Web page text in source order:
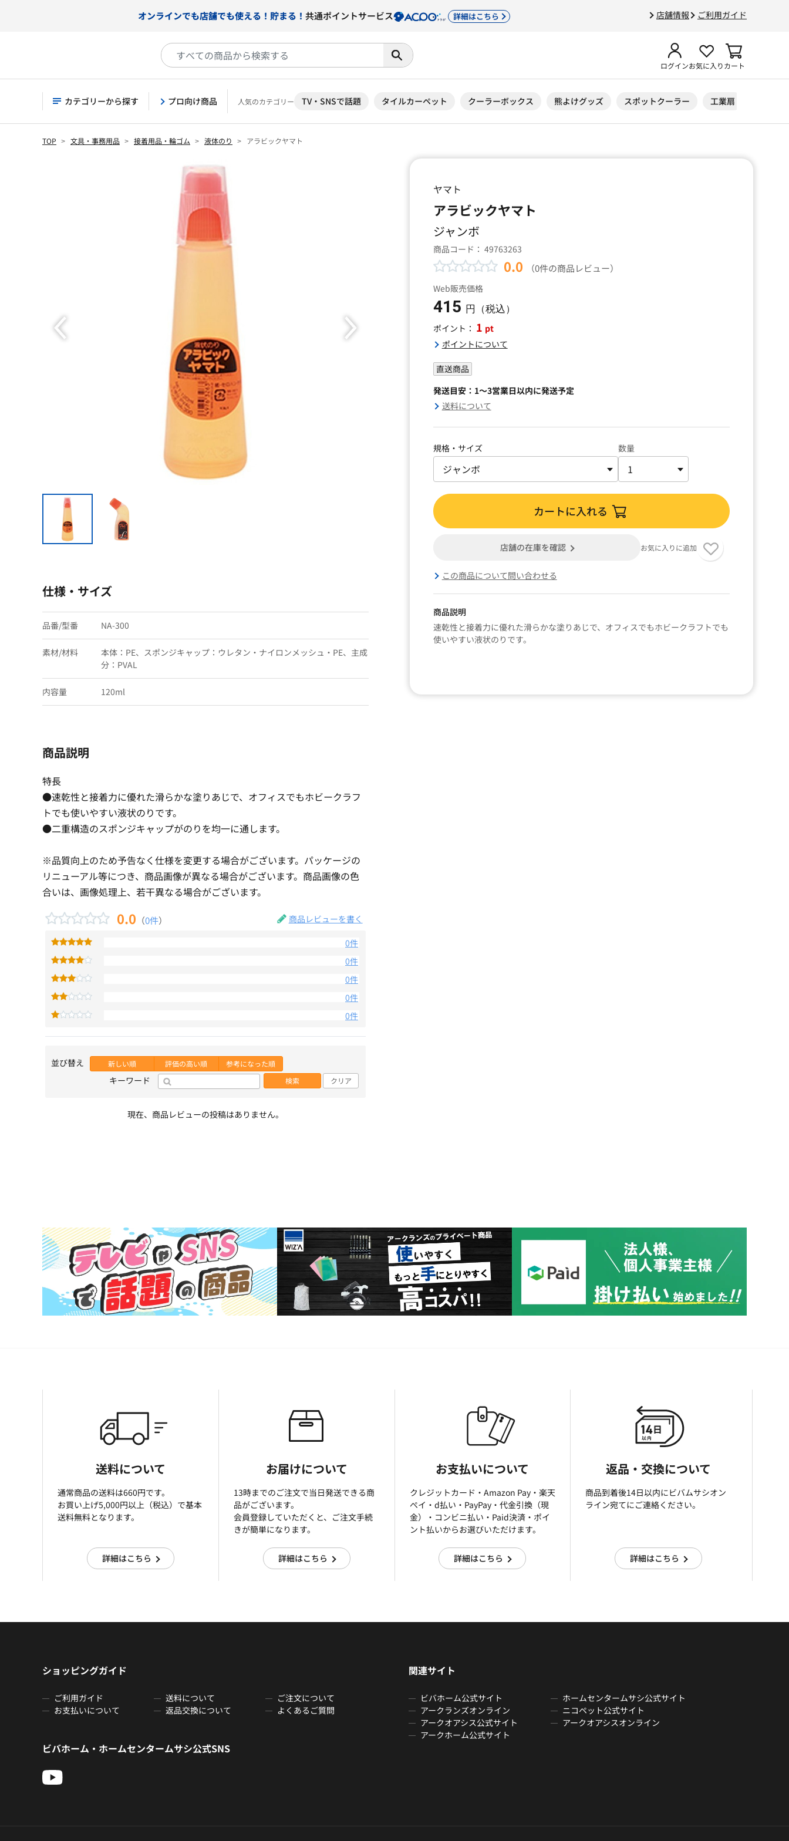
店舗情報 ご利用ガイド
オンラインでも店舗でも使える！貯まる！ 共通ポイントサービス 詳細はこちら
ログインお気に入りカート
カテゴリーから探す プロ向け商品 人気のカテゴリー TV・SNSで話題 タイルカーペット クーラーボックス 熊よけグッズ スポットクーラー 工業扇
TOP 文具・事務用品 接着用品・輪ゴム 液体のり アラビックヤマト
ヤマト
アラビックヤマト
ジャンボ
商品コード： 49763263
0.0 （0件の商品レビュー）
Web販売価格
415 円（税込）
ポイント： 1 pt
ポイントについて
直送商品
発送目安：1～3営業日以内に発送予定
送料について
規格・サイズ 数量
カートに入れる
店舗の在庫を確認 お気に入りに追加
この商品について問い合わせる
商品説明
速乾性と接着力に優れた滑らかな塗りあじで、オフィスでもホビークラフトでも
使いやすい液状のりです。
仕様・サイズ
品番/型番 NA-300
素材/材料
本体：PE、スポンジキャップ：ウレタン・ナイロンメッシュ・PE、主成
分：PVAL
内容量 120ml
商品説明
特長
●速乾性と接着力に優れた滑らかな塗りあじで、オフィスでもホビークラフ
トでも使いやすい液状のりです。
●二重構造のスポンジキャップがのりを均一に通します。
※品質向上のため予告なく仕様を変更する場合がございます。パッケージの
リニューアル等につき、商品画像が異なる場合がございます。商品画像の色
合いは、画像処理上、若干異なる場合がございます。
0.0 （0件） 商品レビューを書く
0件
0件
0件
0件
0件
並び替え 新しい順 評価の高い順 参考になった順
キーワード 検索 クリア
現在、商品レビューの投稿はありません。
送料について
通常商品の送料は660円です。
お買い上げ5,000円以上（税込）で基本
送料無料となります。
詳細はこちら
お届けについて
13時までのご注文で当日発送できる商
品がございます。
会員登録していただくと、ご注文手続
きが簡単になります。
詳細はこちら
お支払いについて
クレジットカード・Amazon Pay・楽天
ぺイ・d払い・PayPay・代金引換（現
金）・コンビニ払い・Paid決済・ポイ
ント払いからお選びいただけます。
詳細はこちら
返品・交換について
商品到着後14日以内にビバムサシオン
ライン宛てにご連絡ください。
詳細はこちら
ショッピングガイド
ご利用ガイド 送料について
ご注文について
お支払いについて
返品交換について よくあるご質問
関連サイト
ビバホーム公式サイト
ホームセンタームサシ公式サイト
アークランズオンライン
ニコペット公式サイト
アークオアシス公式サイト
アークオアシスオンライン
アークホーム公式サイト
ビバホーム・ホームセンタームサシ公式SNS